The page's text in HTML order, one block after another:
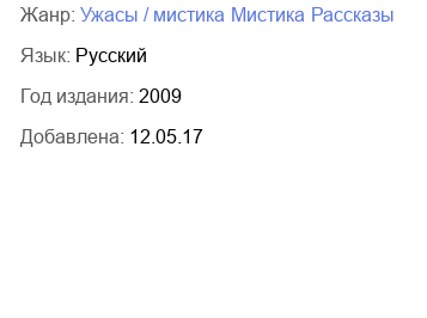
Жанр: ужасы / мистика мистика
рассказы
Язык: Русский
Год издания: 2009
Добавлена: 12.05.17